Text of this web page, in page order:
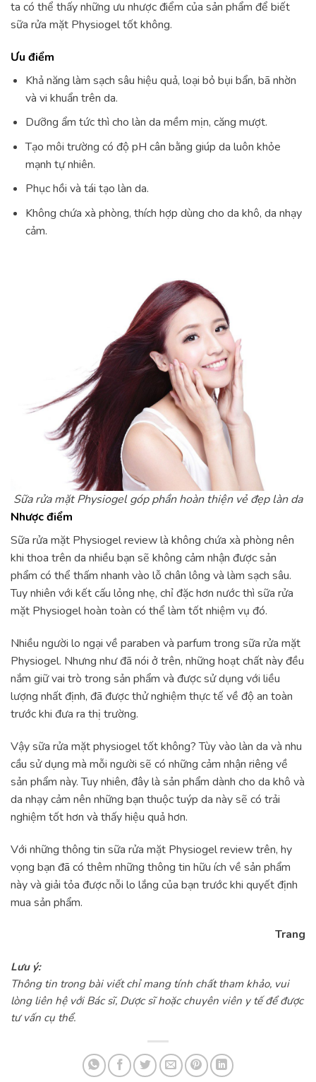
ta có thể thấy những ưu nhược điểm của sản phẩm để biết
sữa rửa mặt Physiogel tốt không.
Ưu điểm
Khả năng làm sạch sâu hiệu quả, loại bỏ bụi bẩn, bã nhờn
và vi khuẩn trên da.
Dưỡng ẩm tức thì cho làn da mềm mịn, căng mượt.
Tạo môi trường có độ pH cân bằng giúp da luôn khỏe
mạnh tự nhiên.
Phục hồi và tái tạo làn da.
Không chứa xà phòng, thích hợp dùng cho da khô, da nhạy
cảm.
Sữa rửa mặt Physiogel góp phần hoàn thiện vẻ đẹp làn da
Nhược điểm
Sữa rửa mặt Physiogel review là không chứa xà phòng nên
khi thoa trên da nhiều bạn sẽ không cảm nhận được sản
phẩm có thể thấm nhanh vào lỗ chân lông và làm sạch sâu.
Tuy nhiên với kết cấu lỏng nhẹ, chỉ đặc hơn nước thì sữa rửa
mặt Physiogel hoàn toàn có thể làm tốt nhiệm vụ đó.
Nhiều người lo ngại về paraben và parfum trong sữa rửa mặt
Physiogel. Nhưng như đã nói ở trên, những hoạt chất này đều
nắm giữ vai trò trong sản phẩm và được sử dụng với liều
lượng nhất định, đã được thử nghiệm thực tế về độ an toàn
trước khi đưa ra thị trường.
Vậy sữa rửa mặt physiogel tốt không? Tùy vào làn da và nhu
cầu sử dụng mà mỗi người sẽ có những cảm nhận riêng về
sản phẩm này. Tuy nhiên, đây là sản phẩm dành cho da khô và
da nhạy cảm nên những bạn thuộc tuýp da này sẽ có trải
nghiệm tốt hơn và thấy hiệu quả hơn.
Với những thông tin sữa rửa mặt Physiogel review trên, hy
vọng bạn đã có thêm những thông tin hữu ích về sản phẩm
này và giải tỏa được nỗi lo lắng của bạn trước khi quyết định
mua sản phẩm.
Trang
Lưu ý:
Thông tin trong bài viết chỉ mang tính chất tham khảo, vui
lòng liên hệ với Bác sĩ, Dược sĩ hoặc chuyên viên y tế để được
tư vấn cụ thể.